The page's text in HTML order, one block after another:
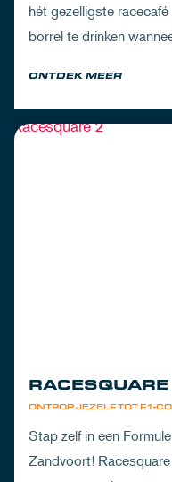
hét gezelligste
borrel te drinken
ONTDEK MEER
ONTPOP JEZELF TOT F1-
RACESQUARE
Stap zelf in een
Zandvoort!